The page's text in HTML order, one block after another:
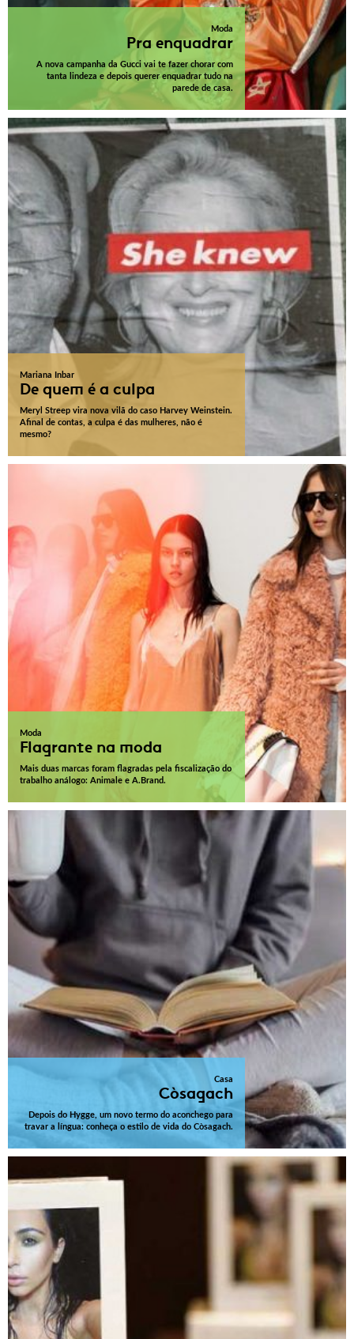
Moda
Pra enquadrar
A nova campanha da Gucci vai te fazer chorar com
tanta lindeza e depois querer enquadrar tudo na
parede de casa.
Mariana Inbar
De quem é a culpa
Meryl Streep vira nova vilã do caso Harvey Weinstein.
Afinal de contas, a culpa é das mulheres, não é
mesmo?
Moda
Flagrante na moda
Mais duas marcas foram flagradas pela fiscalização do
trabalho análogo: Animale e A.Brand.
Casa
Còsagach
Depois do Hygge, um novo termo do aconchego para
travar a língua: conheça o estilo de vida do Còsagach.